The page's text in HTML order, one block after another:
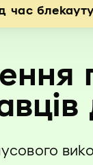
час